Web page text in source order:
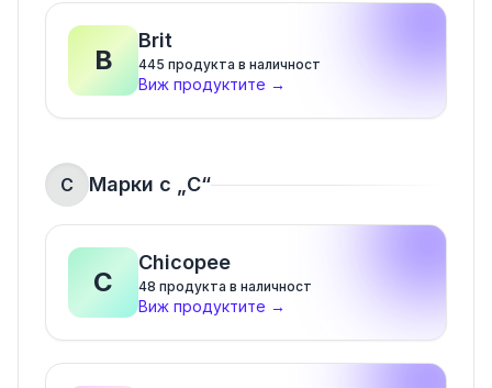
B
Brit
445 продукта в наличност
Виж продуктите →
C Марки с „ C“
C
Chicopee
48 продукта в наличност
Виж продуктите →